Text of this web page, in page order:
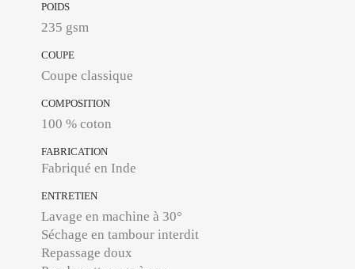
POIDS
235 gsm
COUPE
Coupe classique
COMPOSITION
100 % coton
FABRICATION
Fabriqué en Inde
ENTRETIEN
Lavage en machine à 30°
Séchage en tambour interdit
Repassage doux